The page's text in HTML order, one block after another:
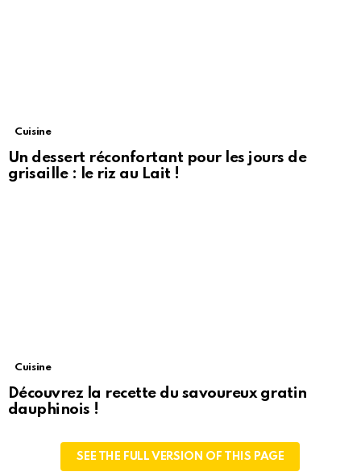
Cuisine
Un dessert réconfortant pour les jours de
grisaille : le riz au Lait !
Cuisine
Découvrez la recette du savoureux gratin
dauphinois !
SEE THE FULL VERSION OF THIS PAGE